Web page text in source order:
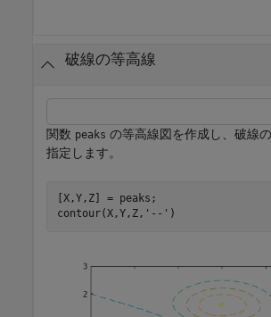
破線の等高線
関数 peaks の等高線図を作成し、破線
指定します。
[X,Y,Z] = peaks;
contour(X,Y,Z, '--' )